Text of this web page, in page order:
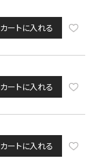
カートに入れる
カートに入れる
カートに入れる